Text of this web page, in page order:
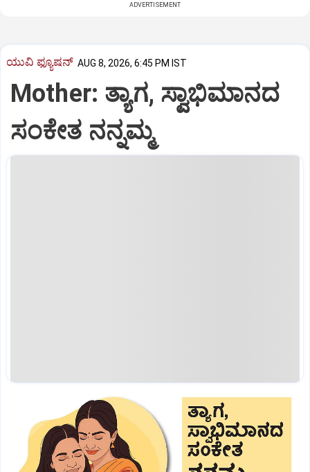
ADVERTISEMENT
ಯುವಿ ಫ್ಯೂಷನ್ AUG 8, 2026, 6:45 PM IST
Mother: ತ್ಯಾಗ, ಸ್ವಾಭಿಮಾನದ
ಸಂಕೇತ ನನ್ನಮ್ಮ